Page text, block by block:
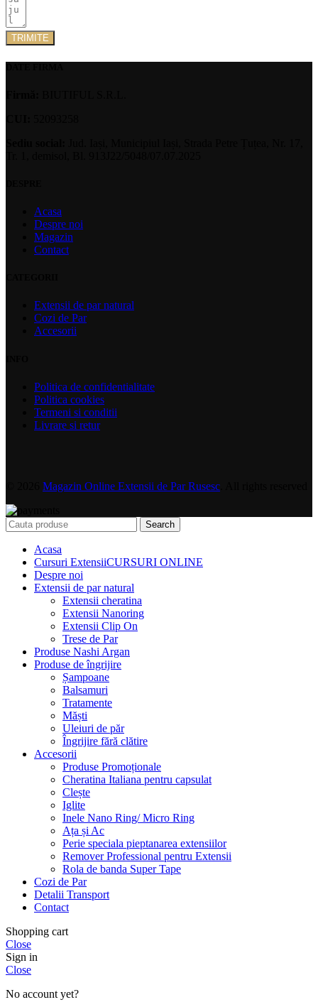
TRIMITE
Acasa
Despre noi
Magazin
Contact
Extensii de par natural
Cozi de Par
Accesorii
Politica de confidentialitate
Politica cookies
Termeni si conditii
Livrare si retur
Magazin Online Extensii de Par Rusesc
Search
Acasa
Cursuri ExtensiiCURSURI ONLINE
Despre noi
Extensii de par natural
Extensii cheratina
Extensii Nanoring
Extensii Clip On
Trese de Par
Produse Nashi Argan
Produse de îngrijire
Șampoane
Balsamuri
Tratamente
Măști
Uleiuri de păr
Îngrijire fără clătire
Accesorii
Produse Promoționale
Cheratina Italiana pentru capsulat
Clește
Iglite
Inele Nano Ring/ Micro Ring
Ața și Ac
Perie speciala pieptanarea extensiilor
Remover Professional pentru Extensii
Rola de banda Super Tape
Cozi de Par
Detalii Transport
Contact
Shopping cart
Close
Sign in
Close
No account yet?